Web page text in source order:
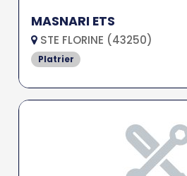
MASNARI ETS
STE FLORINE (43250)
Platrier